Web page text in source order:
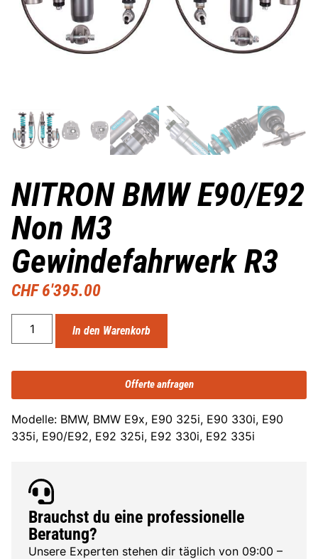
NITRON BMW E90/E92
Non M3
Gewindefahrwerk R3
CHF6'395.00
In den Warenkorb
Offerte anfragen
Modelle: BMW, BMW E9x, E90 325i, E90 330i, E90
335i, E90/E92, E92 325i, E92 330i, E92 335i
Brauchst du eine professionelle
Beratung?
Unsere Experten stehen dir täglich von 09:00 –